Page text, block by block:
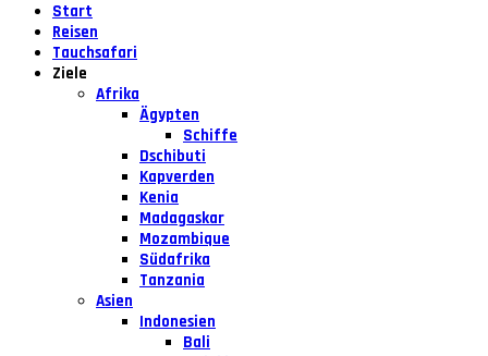
Start
Reisen
Tauchsafari
Ziele
Afrika
Ägypten
Schiffe
Dschibuti
Kapverden
Kenia
Madagaskar
Mozambique
Südafrika
Tanzania
Asien
Indonesien
Bali